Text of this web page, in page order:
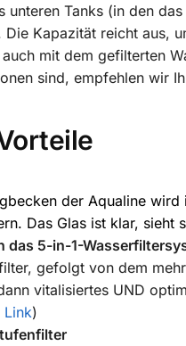
unteren Tanks (in den
Kapazität reicht aus,
mit dem gefilterten
sind, empfehlen wir
der Aqualine wird
Das Glas ist klar, sieht
das 5-in-1-
gefolgt von dem
vitalisiertes UND
Link)